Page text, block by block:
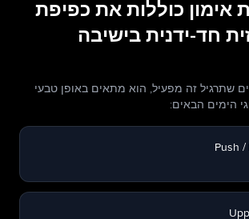
אימון כוללות את כפיפת
חד-ידנית בישיבה
שתרגיל זה מפעיל, הוא מתאים באופן טבעי
הימים הבאים:
Push /